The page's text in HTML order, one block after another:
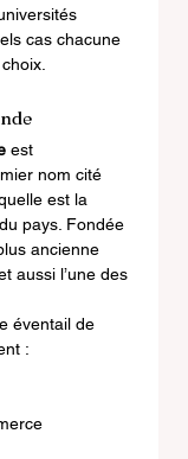
cas chacune
est
nom cité
est la
pays. Fondée
ancienne
aussi l’une des
éventail de
: